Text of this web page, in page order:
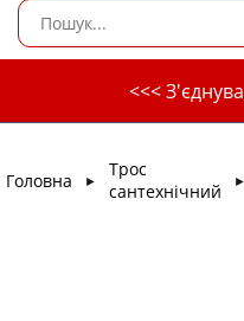
<<<
Головна ►
Трос
сантехнічний
►